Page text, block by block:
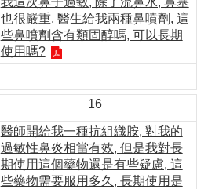
也很嚴重, 醫生給我兩種鼻噴劑, 這
些鼻噴劑含有類固醇嗎, 可以長期
使用嗎?
16
醫師開給我一種抗組織胺, 對我的
過敏性鼻炎相當有效, 但是我對長
期使用這個藥物還是有些疑慮, 這
些藥物需要服用多久, 長期使用是